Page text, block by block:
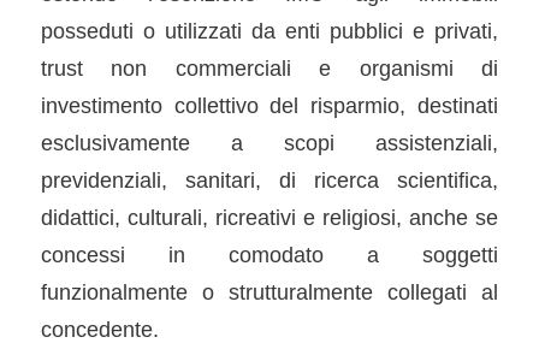
posseduti o utilizzati da enti pubblici e privati,
trust non commerciali e organismi di
investimento collettivo del risparmio, destinati
esclusivamente a scopi assistenziali,
previdenziali, sanitari, di ricerca scientifica,
didattici, culturali, ricreativi e religiosi, anche se
concessi in comodato a soggetti
funzionalmente o strutturalmente collegati al
concedente.